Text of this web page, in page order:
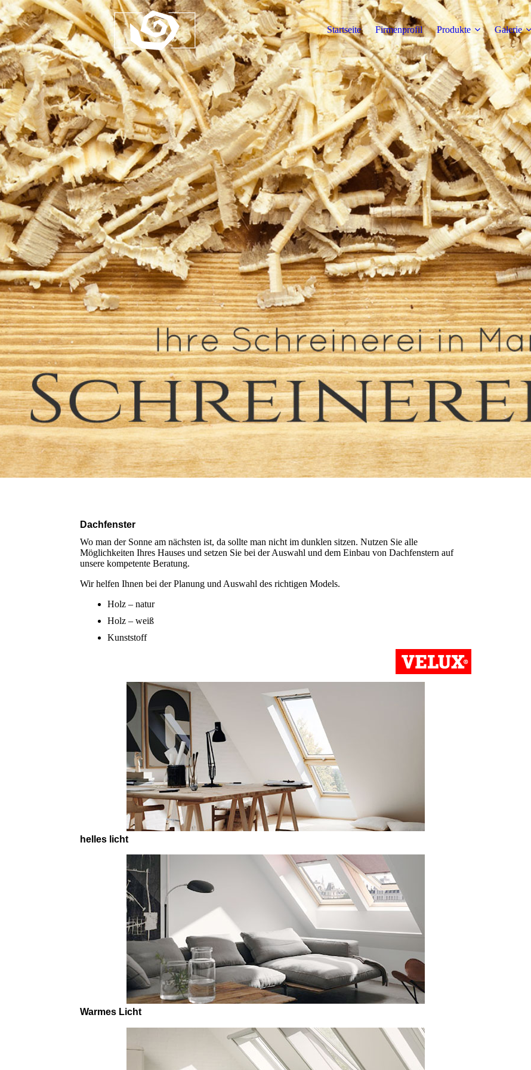
Startseite Firmenprofil Produkte Galerie
Dachfenster
Wo man der Sonne am nächsten ist, da sollte man nicht im dunklen sitzen. Nutzen Sie alle
Möglichkeiten Ihres Hauses und setzen Sie bei der Auswahl und dem Einbau von Dachfenstern auf
unsere kompetente Beratung.
Wir helfen Ihnen bei der Planung und Auswahl des richtigen Models.
Holz – natur
Holz – weiß
Kunststoff
helles licht
Warmes Licht